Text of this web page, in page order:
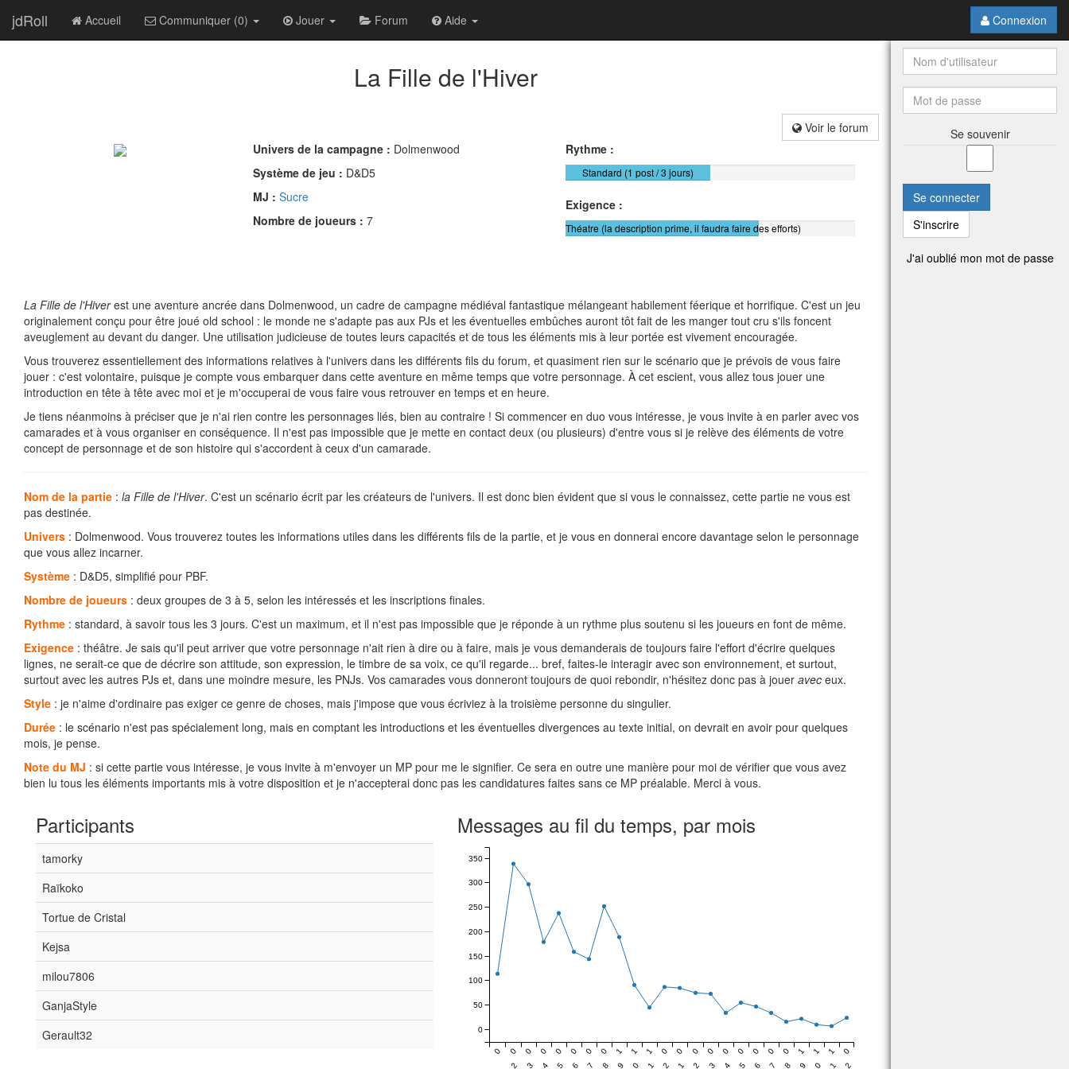
jdRoll Accueil Communiquer (0) Jouer Forum Aide Connexion
La Fille de l'Hiver
Voir le forum
Univers de la campagne : Dolmenwood
Système de jeu : D&D5
MJ : Sucre
Nombre de joueurs : 7
Rythme :
Standard (1 post / 3 jours)
Exigence :
Théatre (la description prime, il faudra faire des efforts)
La Fille de l'Hiverest une aventure ancrée dans Dolmenwood, un cadre de campagne médiéval fantastique mélangeant habilement féerique et horrifique. C'est un jeu
originalement conçu pour être joué old school : le monde ne s'adapte pas aux PJs et les éventuelles embûches auront tôt fait de les manger tout cru s'ils foncent
aveuglement au devant du danger. Une utilisation judicieuse de toutes leurs capacités et de tous les éléments mis à leur portée est vivement encouragée.
Vous trouverez essentiellement des informations relatives à l'univers dans les différents fils du forum, et quasiment rien sur le scénario que je prévois de vous faire
jouer : c'est volontaire, puisque je compte vous embarquer dans cette aventure en même temps que votre personnage. À cet escient, vous allez tous jouer une
introduction en tête à tête avec moi et je m'occuperai de vous faire vous retrouver en temps et en heure.
Je tiens néanmoins à préciser que je n'ai rien contre les personnages liés, bien au contraire ! Si commencer en duo vous intéresse, je vous invite à en parler avec vos
camarades et à vous organiser en conséquence. Il n'est pas impossible que je mette en contact deux (ou plusieurs) d'entre vous si je relève des éléments de votre
concept de personnage et de son histoire qui s'accordent à ceux d'un camarade.
Nom de la partie : la Fille de l'Hiver. C'est un scénario écrit par les créateurs de l'univers. Il est donc bien évident que si vous le connaissez, cette partie ne vous est
pas destinée.
Univers : Dolmenwood. Vous trouverez toutes les informations utiles dans les différents fils de la partie, et je vous en donnerai encore davantage selon le personnage
que vous allez incarner.
Système : D&D5, simplifié pour PBF.
Nombre de joueurs : deux groupes de 3 à 5, selon les intéressés et les inscriptions finales.
Rythme : standard, à savoir tous les 3 jours. C'est un maximum, et il n'est pas impossible que je réponde à un rythme plus soutenu si les joueurs en font de même.
Exigence : théâtre. Je sais qu'il peut arriver que votre personnage n'ait rien à dire ou à faire, mais je vous demanderais de toujours faire l'effort d'écrire quelques
lignes, ne serait-ce que de décrire son attitude, son expression, le timbre de sa voix, ce qu'il regarde... bref, faites-le interagir avec son environnement, et surtout,
surtout avec les autres PJs et, dans une moindre mesure, les PNJs. Vos camarades vous donneront toujours de quoi rebondir, n'hésitez donc pas à jouer avec eux.
Style : je n'aime d'ordinaire pas exiger ce genre de choses, mais j'impose que vous écriviez à la troisième personne du singulier.
Durée : le scénario n'est pas spécialement long, mais en comptant les introductions et les éventuelles divergences au texte initial, on devrait en avoir pour quelques
mois, je pense.
Note du MJ : si cette partie vous intéresse, je vous invite à m'envoyer un MP pour me le signifier. Ce sera en outre une manière pour moi de vérifier que vous avez
bien lu tous les éléments importants mis à votre disposition et je n'accepterai donc pas les candidatures faites sans ce MP préalable. Merci à vous.
Participants
tamorky
Raïkoko
Tortue de Cristal
Kejsa
milou7806
GanjaStyle
Gerault32
Messages au fil du temps, par mois
0
2
0
3
0
4
0
5
0
6
0
7
0
8
0
9
1
0
1
1
1
2
0
1
0
2
0
3
0
4
0
5
0
6
0
7
0
8
0
9
1
0
1
1
1
2
0
0
50
100
150
200
250
300
350
Se souvenir
Se connecter
S'inscrire
J'ai oublié mon mot de passe